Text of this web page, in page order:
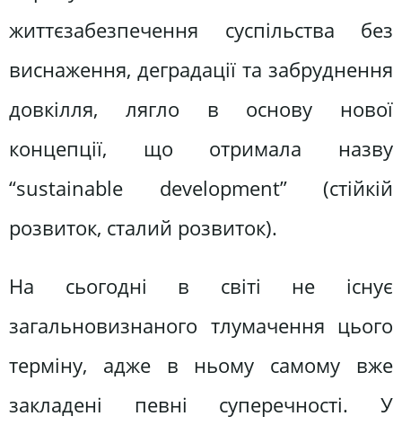
життєзабезпечення суспільства без
виснаження, деградації та забруднення
довкілля, лягло в основу нової
концепції, що отримала назву
“sustainable development” (стійкій
розвиток, сталий розвиток).
На сьогодні в світі не існує
загальновизнаного тлумачення цього
терміну, адже в ньому самому вже
закладені певні суперечності. У